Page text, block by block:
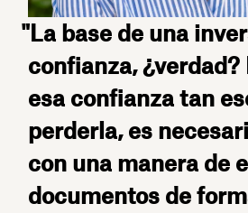
"La base de una
confianza, ¿verdad?
esa confianza tan
perderla, es
con una manera de
documentos de